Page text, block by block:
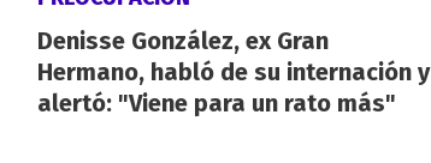
Denisse González, ex Gran
Hermano, habló de su internación y
alertó: "Viene para un rato más"